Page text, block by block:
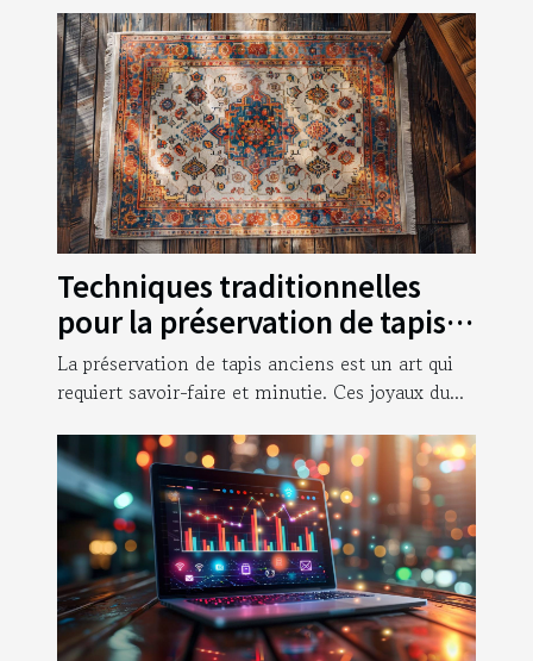
Techniques traditionnelles
pour la préservation de tapis
anciens
La préservation de tapis anciens est un art qui
requiert savoir-faire et minutie. Ces joyaux du...